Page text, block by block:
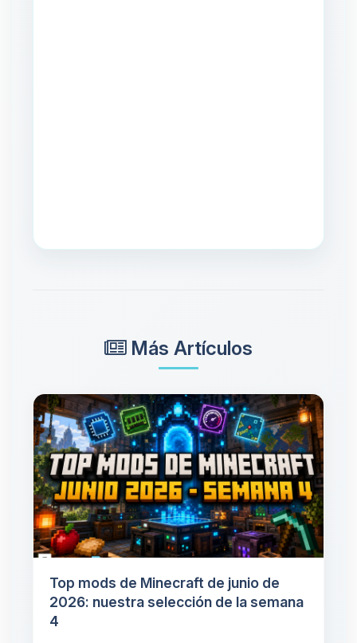
Más Artículos
Top mods de Minecraft de junio de
2026: nuestra selección de la semana
4